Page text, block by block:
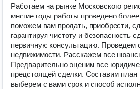
Работаем на рынке Московского
многие годы работы проведено
поможем вам продать, приобрести,
гарантируя чистоту и безопасность
первичную консультацию. Проведем
недвижимости. Расскажем все
Предварительно оценим все
предстоящей сделки. ‌Составим
выберем с вами срок и способ